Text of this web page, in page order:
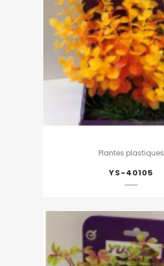
Plantes plastiques
YS-40105